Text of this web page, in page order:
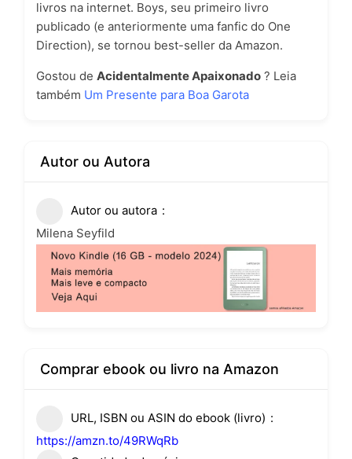
livros na internet. Boys, seu primeiro livro
publicado (e anteriormente uma fanfic do One
Direction), se tornou best-seller da Amazon.
Gostou de Acidentalmente Apaixonado ? Leia
também Um Presente para Boa Garota
Autor ou Autora
Autor ou autora
Milena Seyfild
Comprar ebook ou livro na Amazon
URL, ISBN ou ASIN do ebook (livro)
https://amzn.to/49RWqRb